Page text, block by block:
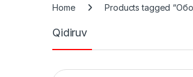
Home Products tagged
Qidiruv
Search for: